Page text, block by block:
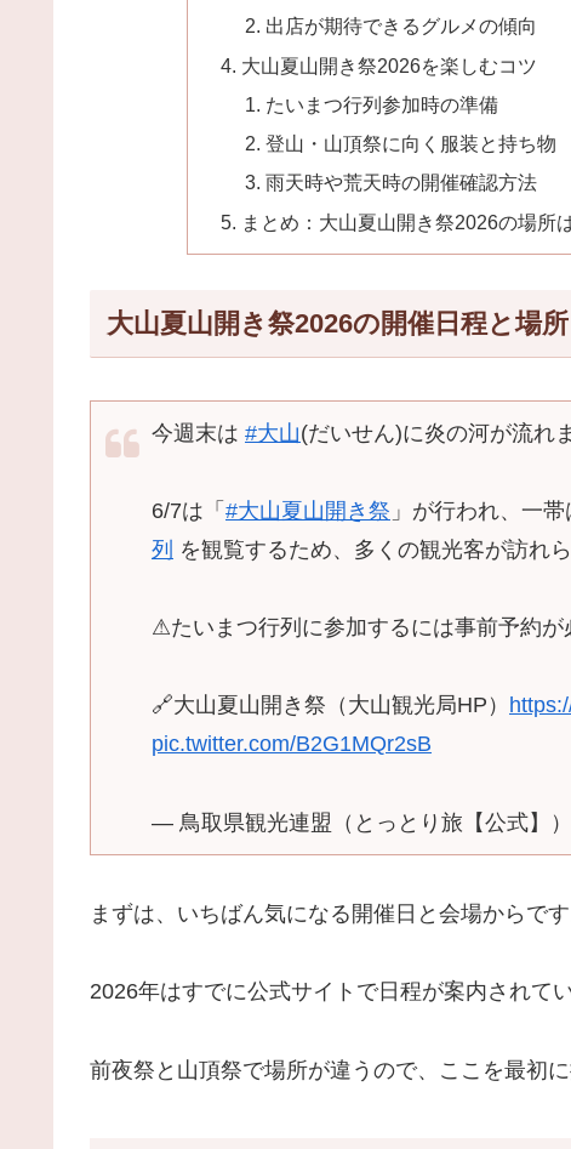
出店が期待できるグルメの傾向
大山夏山開き祭2026を楽しむコツ
たいまつ行列参加時の準備
登山・山頂祭に向く服装と持ち物
雨天時や荒天時の開催確認方法
まとめ：大山夏山開き祭2026の場所
大山夏山開き祭2026の開催日程と場所
今週末は #大山(だいせん)に炎の河が流れ
6/7は「 #大山夏山開き祭 」が行われ、一
列 を観覧するため、多くの観光客が訪れら
⚠たいまつ行列に参加するには事前予約が
🔗大山夏山開き祭（大山観光局HP）
pic.twitter.com/B2G1MQr2sB
— 鳥取県観光連盟（とっとり旅【公式】
まずは、いちばん気になる開催日と会場からです
2026年はすでに公式サイトで日程が案内されてい
前夜祭と山頂祭で場所が違うので、ここを最初